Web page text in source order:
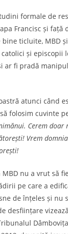
formale de
Francisc și față
ticluite, MBD
și episcopii
ar fi pradă
atunci când
folosim cuvinte
Cerem doar
Vrem
nu a vrut să
pe care a
de înțeles și nu
desființare